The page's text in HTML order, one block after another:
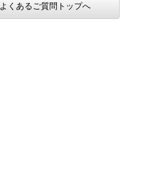
よくあるご質問トップへ